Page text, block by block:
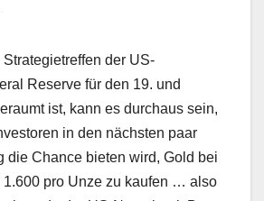
der US-
Reserve für den 19. und
ist, kann es durchaus sein,
in den nächsten paar
die Chance bieten wird, Gold bei
1.600 pro Unze zu kaufen … also